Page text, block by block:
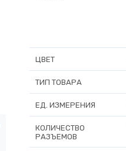
ЦВЕТ
ТИП ТОВАРА
ЕД. ИЗМЕРЕНИЯ
КОЛИЧЕСТВО
РАЗЪЕМОВ